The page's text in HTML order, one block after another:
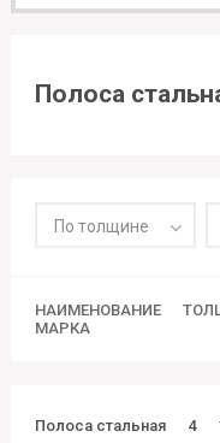
Полоса
По толщине
НАИМЕНОВАНИЕ
МАРКА
Полоса стальная 4